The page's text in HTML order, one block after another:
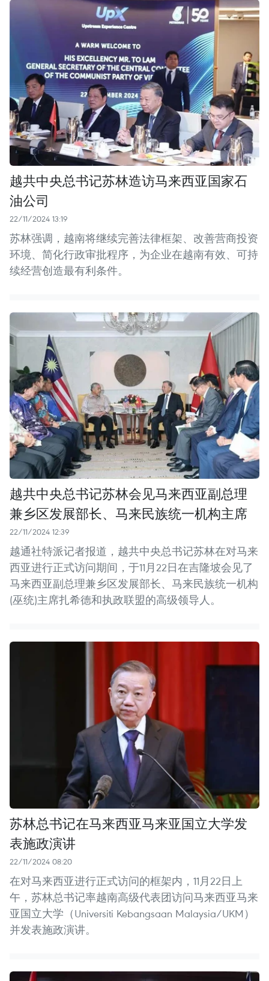
越共中央总书记苏林造访马来西亚国家石
油公司
22/11/2024 13:19
苏林强调，越南将继续完善法律框架、改善营商投资
环境、简化行政审批程序，为企业在越南有效、可持
续经营创造最有利条件。
越共中央总书记苏林会见马来西亚副总理
兼乡区发展部长、马来民族统一机构主席
22/11/2024 12:39
越通社特派记者报道，越共中央总书记苏林在对马来
西亚进行正式访问期间，于11月22日在吉隆坡会见了
马来西亚副总理兼乡区发展部长、马来民族统一机构
(巫统)主席扎希德和执政联盟的高级领导人。
苏林总书记在马来西亚马来亚国立大学发
表施政演讲
22/11/2024 08:20
在对马来西亚进行正式访问的框架内，11月22日上
午，苏林总书记率越南高级代表团访问马来西亚马来
亚国立大学（Universiti Kebangsaan Malaysia/UKM）
并发表施政演讲。